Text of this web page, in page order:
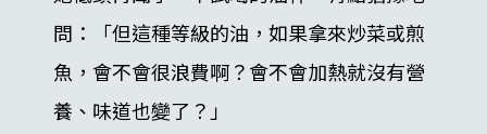
問：「但這種等級的油，如果拿來炒菜或煎
魚，會不會很浪費啊？會不會加熱就沒有營
養、味道也變了？」